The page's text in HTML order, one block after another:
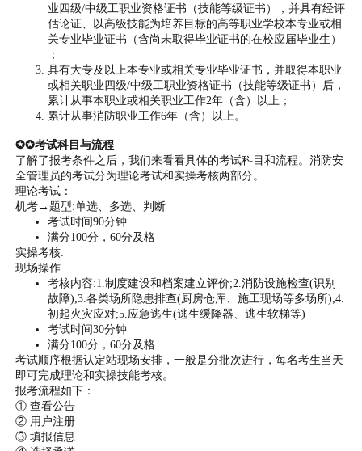
业四级/中级工职业资格证书（技能等级证书），并具有经评
估论证、以高级技能为培养目标的高等职业学校本专业或相
关专业毕业证书（含尚未取得毕业证书的在校应届毕业生）
；
具有大专及以上本专业或相关专业毕业证书，并取得本职业
或相关职业四级/中级工职业资格证书（技能等级证书）后，
累计从事本职业或相关职业工作2年（含）以上；
累计从事消防职业工作6年（含）以上。
✪✪考试科目与流程
了解了报考条件之后，我们来看看具体的考试科目和流程。消防安
全管理员的考试分为理论考试和实操考核两部分。
理论考试：
机考→题型:单选、多选、判断
考试时间90分钟
满分100分，60分及格
实操考核:
现场操作
考核内容:1.制度建设和档案建立评价;2.消防设施检查(识别
故障);3.各类场所隐患排查(厨房仓库、施工现场等多场所);4.
初起火灾应对;5.应急逃生(逃生缓降器、逃生软梯等)
考试时间30分钟
满分100分，60分及格
考试顺序根据认定站现场安排，一般是分批次进行，每名考生当天
即可完成理论和实操技能考核。
报考流程如下：
① 查看公告
② 用户注册
③ 填报信息